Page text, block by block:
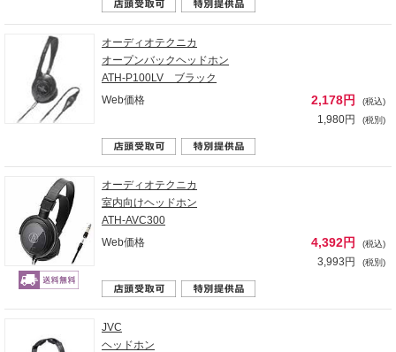
オーディオテクニカ
オープンバックヘッドホン
ATH-P100LV ブラック
Web価格
2,178円 (税込)
1,980円 (税別)
オーディオテクニカ
室内向けヘッドホン
ATH-AVC300
Web価格
4,392円 (税込)
3,993円 (税別)
JVC
ヘッドホン